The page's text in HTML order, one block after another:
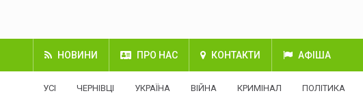
НОВИНИ ПРО НАС КОНТАКТИ АФІША
УСІ ЧЕРНІВЦІ УКРАЇНА ВІЙНА КРИМІНАЛ ПОЛІТИКА